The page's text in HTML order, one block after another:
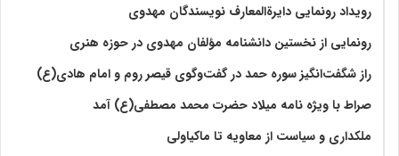
رویداد رونمایی دایرةالمعارف نویسندگان مهدوی
رونمایی از نخستین دانشنامه مؤلفان مهدوی در حوزه هنری
راز شگفت‌انگیز سوره حمد در گفت‌وگوی قیصر روم و امام هادی(ع)
صراط با ویژه نامه میلاد حضرت محمد مصطفی(ع) آمد
ملکداری و سیاست از معاویه تا ماکیاولی